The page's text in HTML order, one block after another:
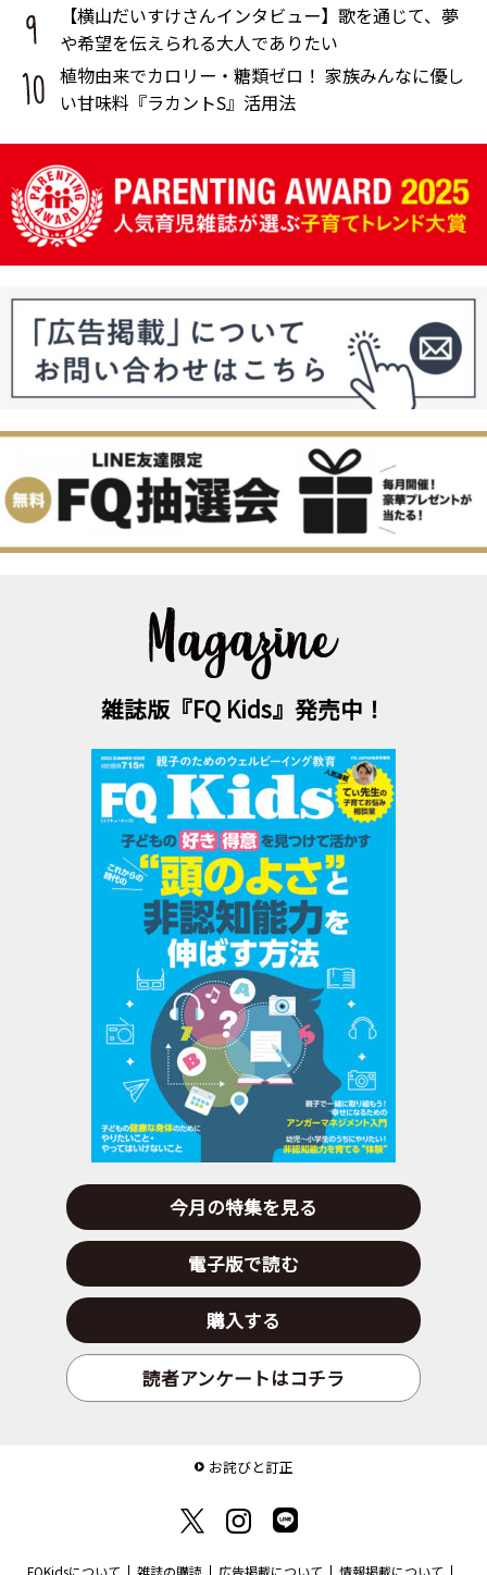
【横山だいすけさんインタビュー】歌を通じて、夢
や希望を伝えられる大人でありたい
植物由来でカロリー・糖類ゼロ！ 家族みんなに優し
い甘味料『ラカントS』活用法
雑誌版『FQ Kids』発売中！
今月の特集を見る
電子版で読む
購入する
読者アンケートはコチラ
お詫びと訂正
FQKidsについて 雑誌の購読 広告掲載について 情報掲載について